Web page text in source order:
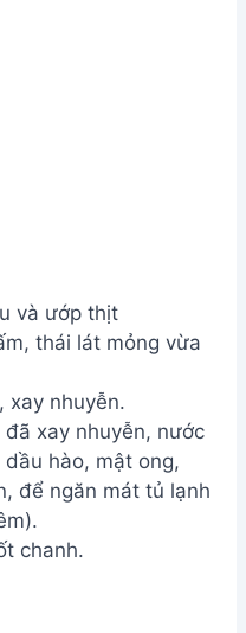
và ướp thịt
thái lát mỏng vừa
xay nhuyễn.
xay nhuyễn, nước
hào, mật ong,
để ngăn mát tủ lạnh
chanh.